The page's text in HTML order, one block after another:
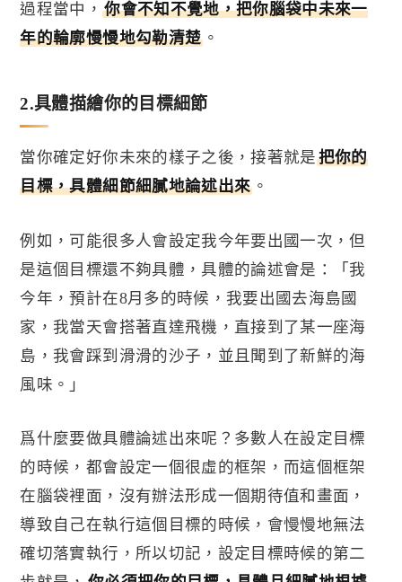
過程當中，你會不知不覺地，把你腦袋中未來一
年的輪廓慢慢地勾勒清楚 。
2.具體描繪你的目標細節
當你確定好你未來的樣子之後，接著就是把你的
目標，具體細節細膩地論述出來 。
例如，可能很多人會設定我今年要出國一次，但
是這個目標還不夠具體，具體的論述會是：「我
今年，預計在8月多的時候，我要出國去海島國
家，我當天會搭著直達飛機，直接到了某一座海
島，我會踩到滑滑的沙子，並且聞到了新鮮的海
風味。」
爲什麼要做具體論述出來呢？多數人在設定目標
的時候，都會設定一個很虛的框架，而這個框架
在腦袋裡面，沒有辦法形成一個期待值和畫面，
導致自己在執行這個目標的時候，會慢慢地無法
確切落實執行，所以切記，設定目標時候的第二